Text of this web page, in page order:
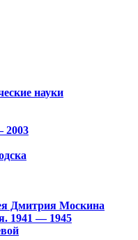
науки
2003
Дмитрия Москина
1941 — 1945